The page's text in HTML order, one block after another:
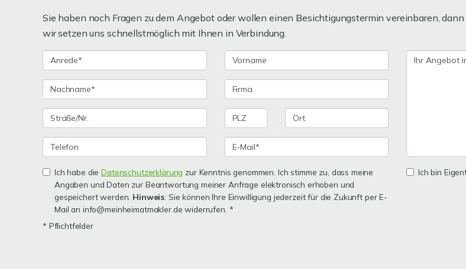
Sie haben noch Fragen zu dem Angebot oder wollen einen Besichtigungstermin vereinbaren,
wir setzen uns schnellstmöglich mit Ihnen in Verbindung.
Ich habe dieDatenschutzerklärung zur Kenntnis genommen. Ich stimme zu, dass meine
Angaben und Daten zur Beantwortung meiner Anfrage elektronisch erhoben und
gespeichert werden. Hinweis: Sie können Ihre Einwilligung jederzeit für die Zukunft per E-
Mail an info@meinheimatmakler.de widerrufen. *
Ich bin
* Pflichtfelder